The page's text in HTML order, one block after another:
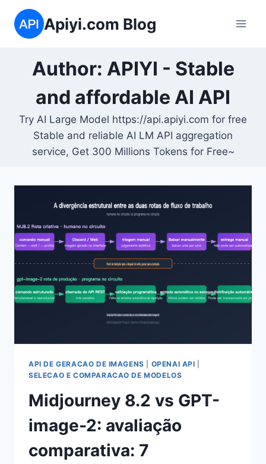
content
Apiyi.com Blog
Author: APIYI - Stable
and affordable AI API
Try AI Large Model https://api.apiyi.com for free
Stable and reliable AI LM API aggregation
service, Get 300 Millions Tokens for Free~
API DE GERACAO DE IMAGENS OPENAI API
SELECAO E COMPARACAO DE MODELOS
Midjourney 8.2 vs GPT-
image-2: avaliação
comparativa: 7